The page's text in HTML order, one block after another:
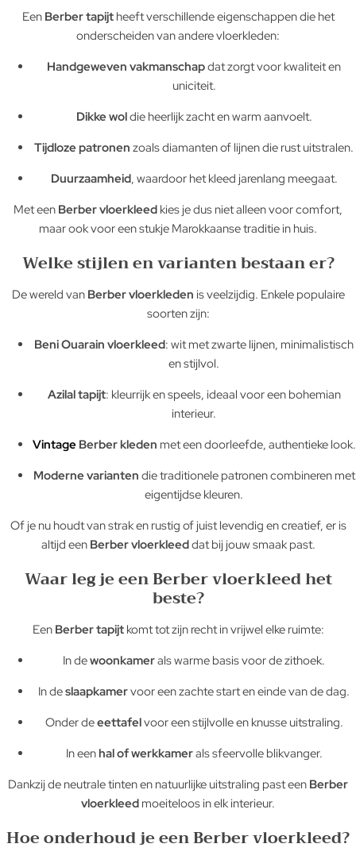
Een Berber tapijtheeft verschillende eigenschappen die het
onderscheiden van andere vloerkleden:
Handgeweven vakmanschapdat zorgt voor kwaliteit en
uniciteit.
Dikke woldie heerlijk zacht en warm aanvoelt.
Tijdloze patronen zoals diamanten of lijnen die rust uitstralen.
Duurzaamheid, waardoor het kleed jarenlang meegaat.
Met een Berber vloerkleed kies je dus niet alleen voor comfort,
maar ook voor een stukje Marokkaanse traditie in huis.
Welke stijlen en varianten bestaan er?
De wereld van Berber vloerkleden is veelzijdig. Enkele populaire
soorten zijn:
Beni Ouarain vloerkleed: wit met zwarte lijnen, minimalistisch
en stijlvol.
Azilal tapijt: kleurrijk en speels, ideaal voor een bohemian
interieur.
VintageBerber kleden met een doorleefde, authentieke look.
Moderne varianten die traditionele patronen combineren met
eigentijdse kleuren.
Of je nu houdt van strak en rustig of juist levendig en creatief, er is
altijd een Berber vloerkleeddat bij jouw smaak past.
Waar leg je een Berber vloerkleed het
beste?
Een Berber tapijtkomt tot zijn recht in vrijwel elke ruimte:
In dewoonkamerals warme basis voor de zithoek.
In deslaapkamervoor een zachte start en einde van de dag.
Onder deeettafelvoor een stijlvolle en knusse uitstraling.
In eenhal of werkkamerals sfeervolle blikvanger.
Dankzij de neutrale tinten en natuurlijke uitstraling past een Berber
vloerkleed moeiteloos in elk interieur.
Hoe onderhoud je een Berber vloerkleed?